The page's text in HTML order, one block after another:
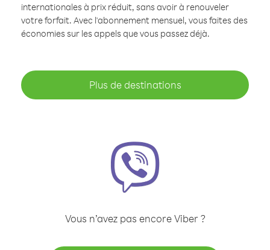
internationales à prix réduit, sans avoir à renouveler
votre forfait. Avec l'abonnement mensuel, vous faites des
économies sur les appels que vous passez déjà.
Plus de destinations
Vous n’avez pas encore Viber ?